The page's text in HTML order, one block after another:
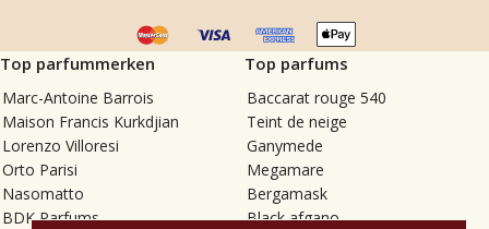
Top parfummerken
Marc-Antoine Barrois
Maison Francis Kurkdjian
Lorenzo Villoresi
Orto Parisi
Nasomatto
BDK Parfums
Top parfums
Baccarat rouge 540
Teint de neige
Ganymede
Megamare
Bergamask
Black afgano